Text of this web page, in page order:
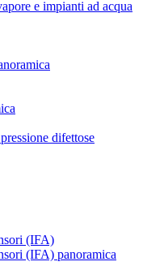
e impianti ad acqua
difettose
(IFA)
(IFA) panoramica